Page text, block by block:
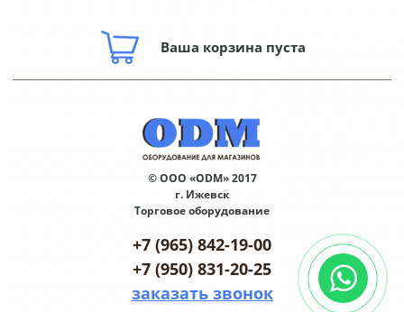
Ваша корзина пуста
© ООО «ODM» 2017
г. Ижевск
Торговое оборудование
+7 (965) 842-19-00
+7 (950) 831-20-25
заказать звонок